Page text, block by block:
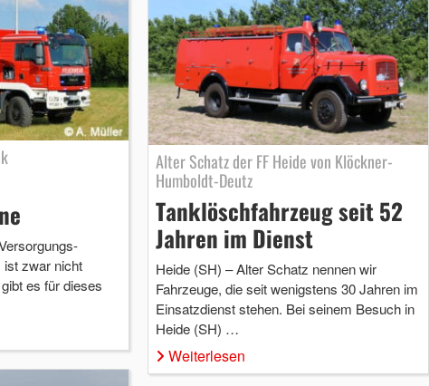
ist zwar nicht
es für dieses
Alter Schatz der FF Heide von Klöckner-
Humboldt-Deutz
Tanklöschfahrzeug seit 52
Jahren im Dienst
Heide (SH) – Alter Schatz nennen wir
Fahrzeuge, die seit wenigstens 30 Jahren im
Einsatzdienst stehen. Bei seinem Besuch in
Heide (SH) …
Weiterlesen